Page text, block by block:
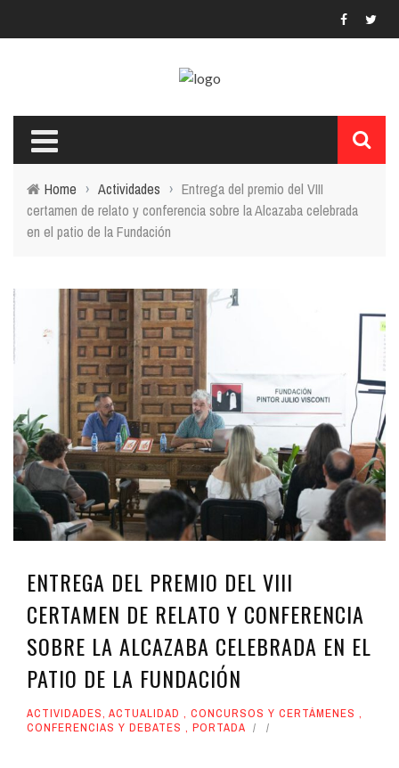
Home › Actividades › Entrega del premio del VIII
certamen de relato y conferencia sobre la Alcazaba celebrada
en el patio de la Fundación
ENTREGA DEL PREMIO DEL VIII
CERTAMEN DE RELATO Y CONFERENCIA
SOBRE LA ALCAZABA CELEBRADA EN EL
PATIO DE LA FUNDACIÓN
ACTIVIDADES, ACTUALIDAD , CONCURSOS Y CERTÁMENES ,
CONFERENCIAS Y DEBATES , PORTADA